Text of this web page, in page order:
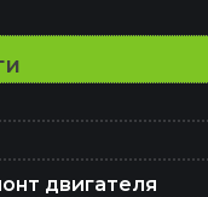
двигателя